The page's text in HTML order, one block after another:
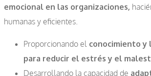
emocional en las organizaciones,
humanas y eficientes.
Proporcionando el conocimiento y
para reducir el estrés y el
Desarrollando la capacidad de